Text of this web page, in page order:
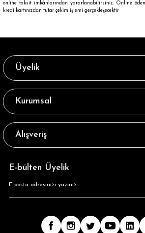
online taksit imkânlarından yararlanabilirsiniz. Online
kredi kartınızdan tutar çekim işlemi gerçekleşecektir
Üyelik
Kurumsal
Alışveriş
E-bülten Üyelik